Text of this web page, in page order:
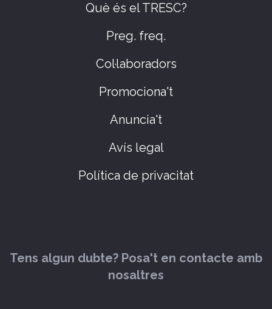
Què és el TRESC?
Preg. freq.
Col·laboradors
Promociona't
Anuncia't
Avís legal
Política de privacitat
Tens algun dubte? Posa't en contacte amb
nosaltres